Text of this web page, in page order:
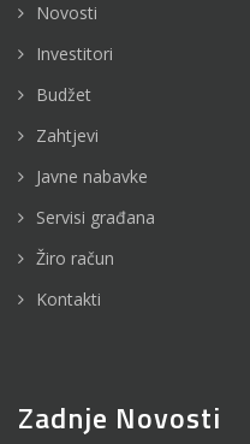
Novosti
Investitori
Budžet
Zahtjevi
Javne nabavke
Servisi građana
Žiro račun
Kontakti
Zadnje Novosti